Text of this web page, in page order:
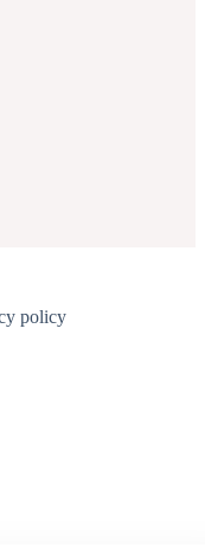
policy